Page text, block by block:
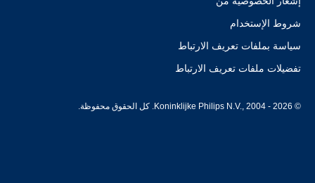
شروط الإستخدام
سياسة بملفات تعريف الارتباط
تفضيلات ملفات تعريف الارتباط
© Koninklijke Philips N.V., 2004 - 2026. كل الحقوق محفوظة.